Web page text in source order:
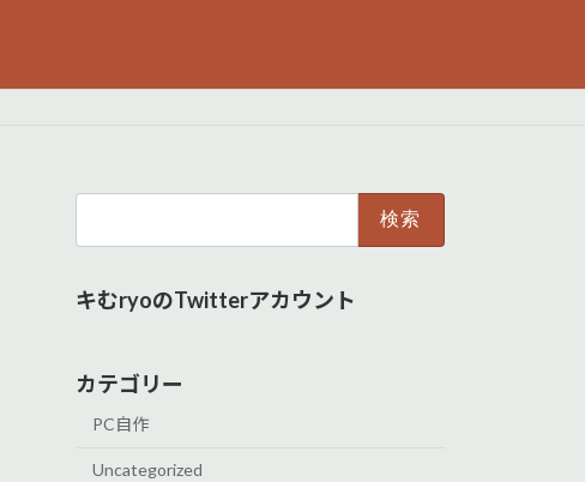
キむryoのTwitterアカウント
カテゴリー
PC自作
Uncategorized